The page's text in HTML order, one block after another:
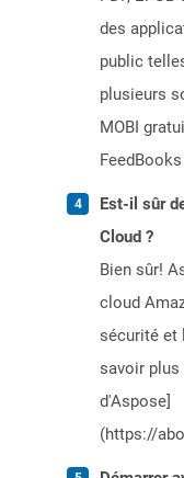
des
public
plusieurs
MOBI
Est-il sûr
Cloud ?
Bien sûr!
cloud
sécurité et
savoir plus
d'Aspose]
(https://